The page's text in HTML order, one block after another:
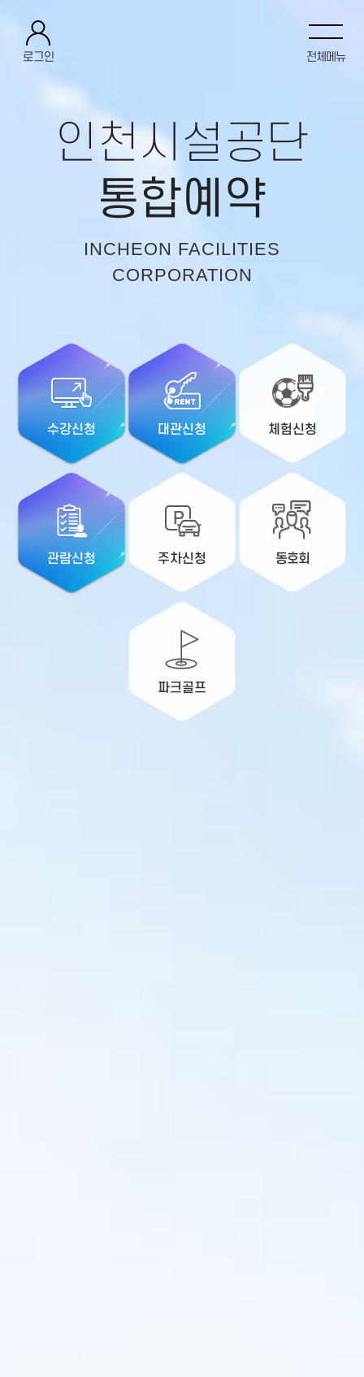
인천시설공단
통합예약
INCHEON FACILITIES
CORPORATION
수강신청 대관신청 체험신청
관람신청 주차신청 동호회
파크골프
전체메뉴
로그인